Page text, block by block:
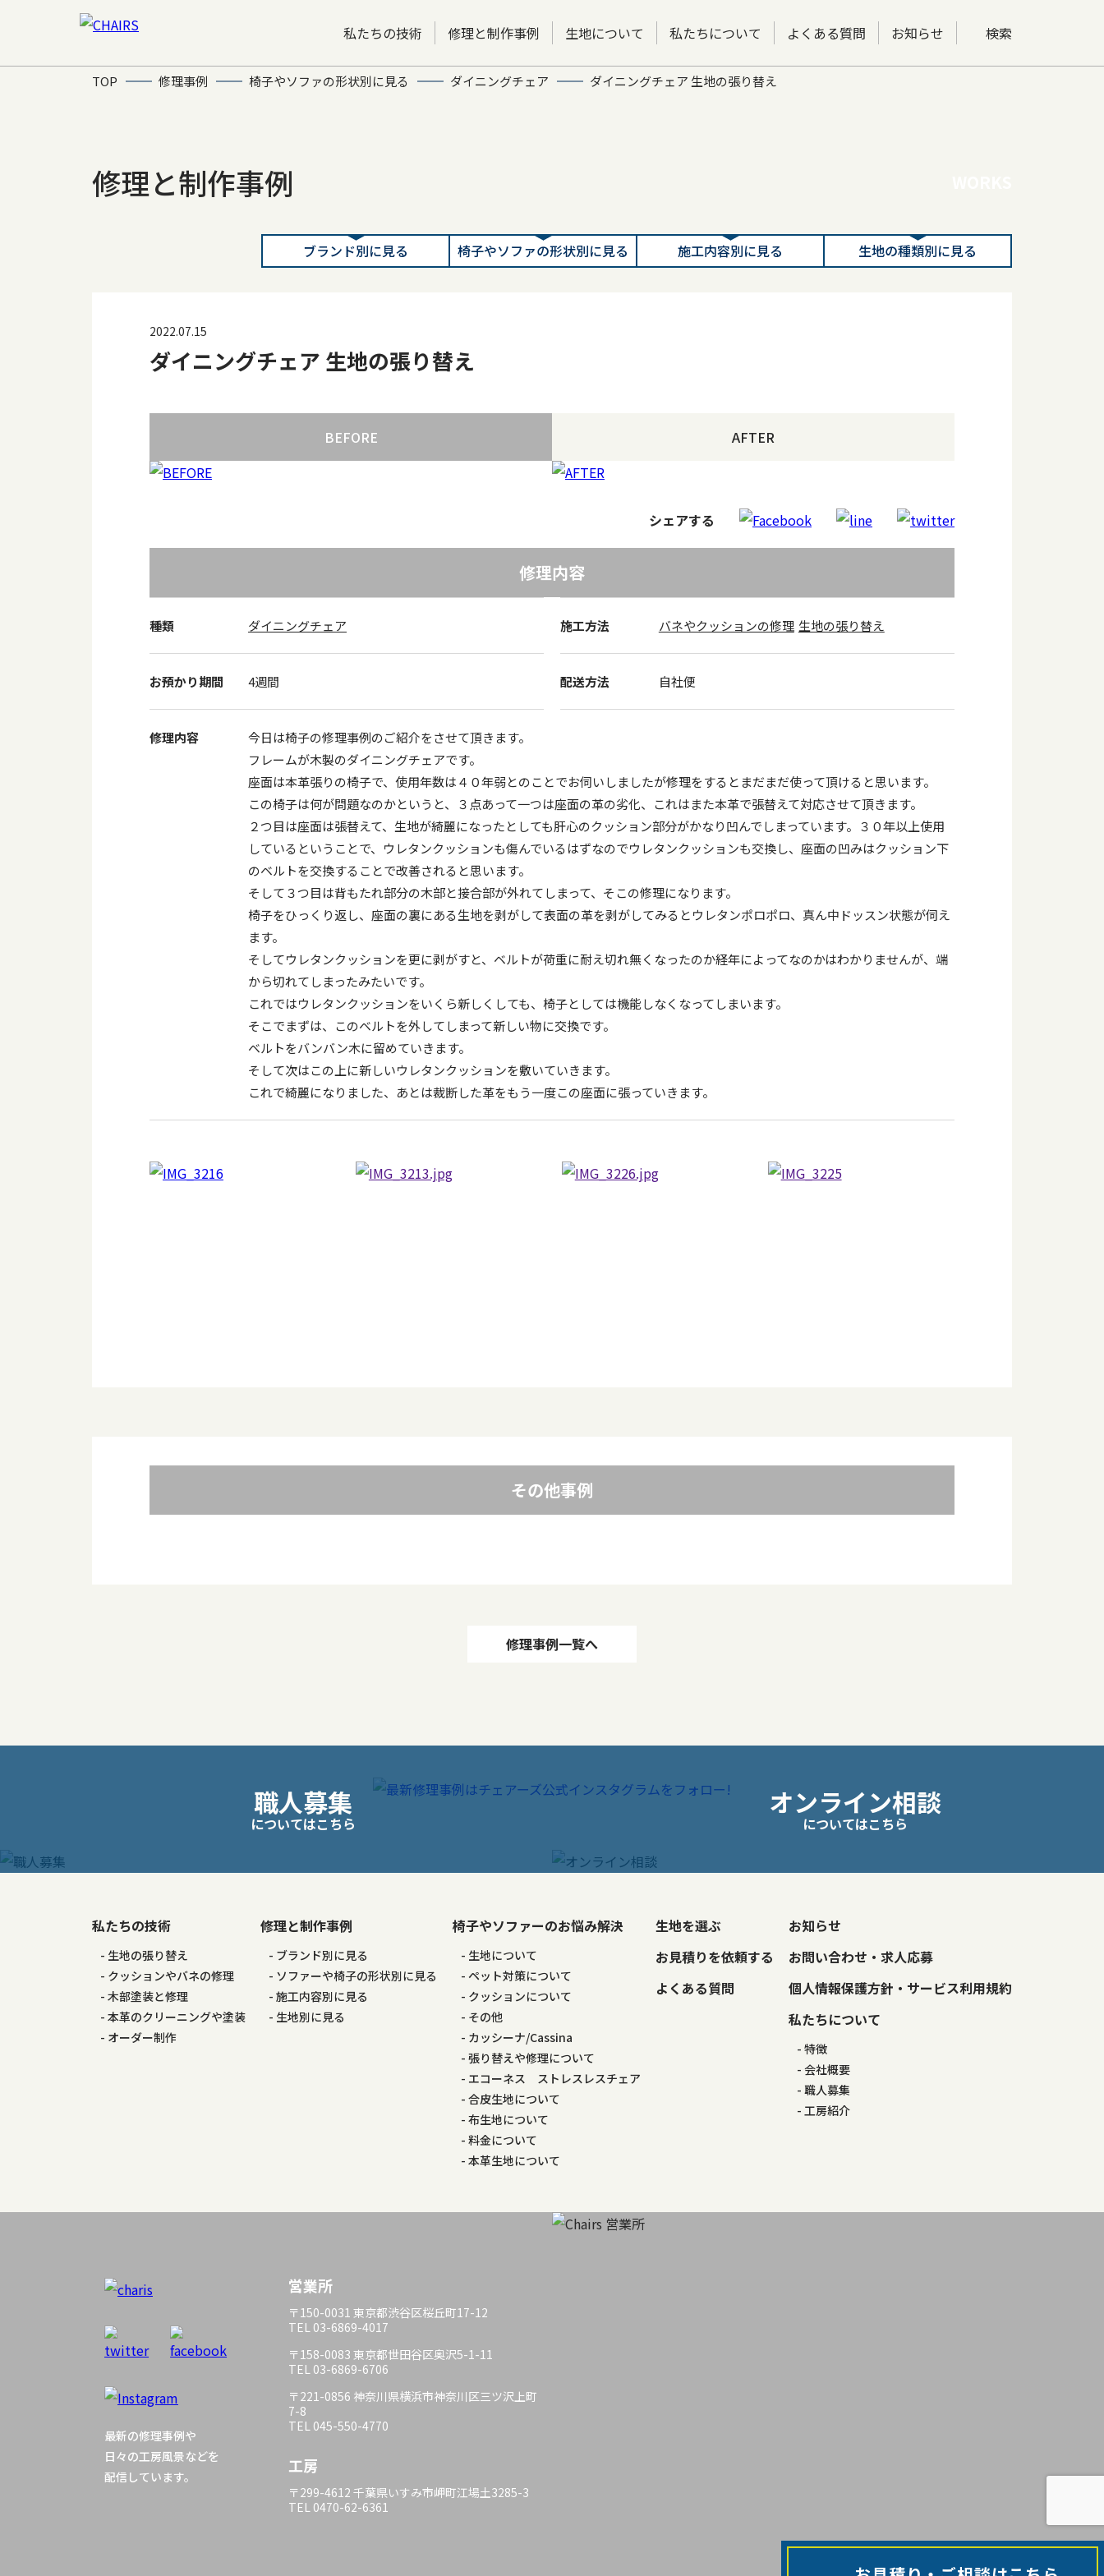
私たちの技術 修理と制作事例 生地について 私たちについて よくある質問 お知らせ 検索
TOP 修理事例 椅子やソファの形状別に見る ダイニングチェア ダイニングチェア 生地の張り替え
修理と制作事例
ブランド別に見る 椅子やソファの形状別に見る 施工内容別に見る 生地の種類別に見る
2022.07.15
ダイニングチェア 生地の張り替え
BEFORE AFTER
シェアする
修理内容
種類 ダイニングチェア 施工方法 バネやクッションの修理 生地の張り替え
お預かり期間 4週間 配送方法 自社便
修理内容
今日は椅子の修理事例のご紹介をさせて頂きます。
フレームが木製のダイニングチェアです。
座面は本革張りの椅子で、使用年数は４０年弱とのことでお伺いしましたが修理をするとまだまだ使って頂けると思います。
この椅子は何が問題なのかというと、３点あって一つは座面の革の劣化、これはまた本革で張替えて対応させて頂きます。
２つ目は座面は張替えて、生地が綺麗になったとしても肝心のクッション部分がかなり凹んでしまっています。３０年以上使用
しているということで、ウレタンクッションも傷んでいるはずなのでウレタンクッションも交換し、座面の凹みはクッション下
のベルトを交換することで改善されると思います。
そして３つ目は背もたれ部分の木部と接合部が外れてしまって、そこの修理になります。
椅子をひっくり返し、座面の裏にある生地を剥がして表面の革を剥がしてみるとウレタンポロポロ、真ん中ドッスン状態が伺え
ます。
そしてウレタンクッションを更に剥がすと、ベルトが荷重に耐え切れ無くなったのか経年によってなのかはわかりませんが、端
から切れてしまったみたいです。
これではウレタンクッションをいくら新しくしても、椅子としては機能しなくなってしまいます。
そこでまずは、このベルトを外してしまって新しい物に交換です。
ベルトをバンバン木に留めていきます。
そして次はこの上に新しいウレタンクッションを敷いていきます。
これで綺麗になりました、あとは裁断した革をもう一度この座面に張っていきます。
その他事例
ョ
ン
修理事例一覧へ
職人募集
についてはこちら
オンライン相談
についてはこちら
私たちの技術
生地の張り替え
クッションやバネの修理
木部塗装と修理
本革のクリーニングや塗装
オーダー制作
修理と制作事例
ブランド別に見る
ソファーや椅子の形状別に見る
施工内容別に見る
生地別に見る
椅子やソファーのお悩み解決
生地について
ペット対策について
クッションについて
その他
カッシーナ/Cassina
張り替えや修理について
エコーネス ストレスレスチェア
合皮生地について
布生地について
料金について
本革生地について
生地を選ぶ
お見積りを依頼する
よくある質問
お知らせ
お問い合わせ・求人応募
個人情報保護方針・サービス利用規約
私たちについて
特徴
会社概要
職人募集
工房紹介
最新の修理事例や
日々の工房風景などを
配信しています。
営業所
〒150-0031 東京都渋谷区桜丘町17-12
TEL 03-6869-4017
〒158-0083 東京都世田谷区奥沢5-1-11
TEL 03-6869-6706
〒221-0856 神奈川県横浜市神奈川区三ツ沢上町
7-8
TEL 045-550-4770
工房
〒299-4612 千葉県いすみ市岬町江場土3285-3
TEL 0470-62-6361